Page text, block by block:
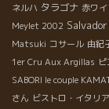
ネルハ タラゴナ 赤ワイ
Meylet 2002
Matsuki コサール 由紀
1er Cru Aux Argillas
SABORI le couple
さん ビストロ・イタリ